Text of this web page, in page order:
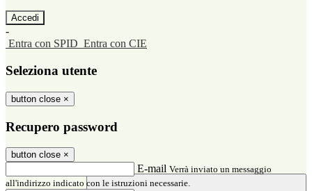
-
Entra con SPID Entra con CIE
Seleziona utente
button close ×
Recupero password
button close ×
E-mail Verrà inviato un messaggio
all'indirizzo indicato con le istruzioni necessarie.